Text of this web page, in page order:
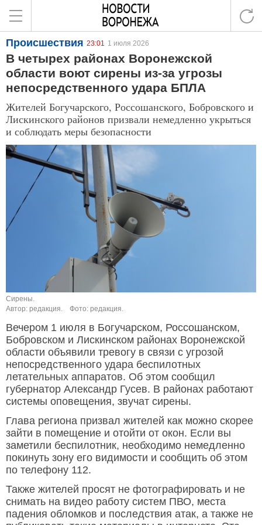
Происшествия 23:01 1 июля 2026
В четырех районах Воронежской
области воют сирены из-за угрозы
непосредственного удара БПЛА
Жителей Богучарского, Россошанского, Бобровского и
Лискинского районов призвали немедленно укрыться
и соблюдать меры безопасности
Сирены.
Автор: редакция.
Фото: редакция.
Вечером 1 июля в Богучарском, Россошанском,
Бобровском и Лискинском районах Воронежской
области объявили тревогу в связи с угрозой
непосредственного удара беспилотных
летательных аппаратов. Об этом сообщил
губернатор Александр Гусев. В районах работают
системы оповещения, звучат сирены.
Глава региона призвал жителей как можно скорее
зайти в помещение и отойти от окон. Если вы
заметили беспилотник, необходимо немедленно
покинуть зону его видимости и сообщить об этом
по телефону 112.
Также жителей просят не фотографировать и не
снимать на видео работу систем ПВО, места
падения обломков и последствия атак, а также не